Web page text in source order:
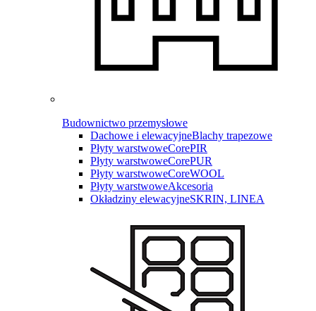
Budownictwo przemysłowe
Dachowe i elewacyjneBlachy trapezowe
Płyty warstwoweCorePIR
Płyty warstwoweCorePUR
Płyty warstwoweCoreWOOL
Płyty warstwoweAkcesoria
Okładziny elewacyjneSKRIN, LINEA